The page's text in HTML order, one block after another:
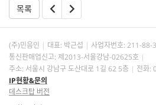
목록
(주)민음인 대표: 박근섭 사업자번호: 211-88-
통신판매업신고: 제2013-서울강남-02625호
주소: 서울시 강남구 도산대로 1길 62 5층
전화:
IP현황&문의
데스크탑 버전